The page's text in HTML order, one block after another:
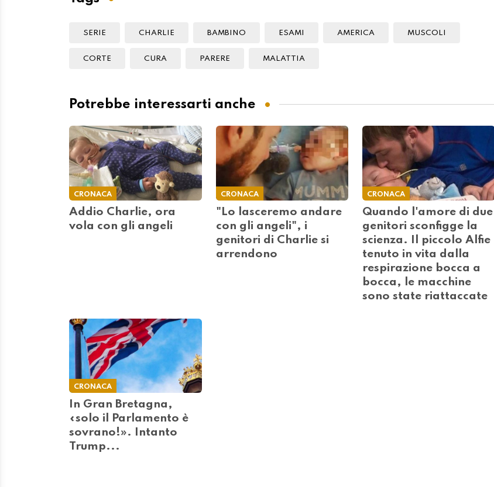
SERIE CHARLIE BAMBINO ESAMI AMERICA MUSCOLI
CORTE CURA PARERE MALATTIA
Potrebbe interessarti anche
CRONACA
Addio Charlie, ora
vola con gli angeli
CRONACA
"Lo lasceremo andare
con gli angeli", i
genitori di Charlie si
arrendono
CRONACA
Quando l'amore di due
genitori sconfigge la
scienza. Il piccolo Alfie
tenuto in vita dalla
respirazione bocca a
bocca, le macchine
sono state riattaccate
CRONACA
In Gran Bretagna,
«solo il Parlamento è
sovrano!». Intanto
Trump...